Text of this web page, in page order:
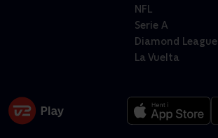
NFL
Serie A
Diamond League
La Vuelta